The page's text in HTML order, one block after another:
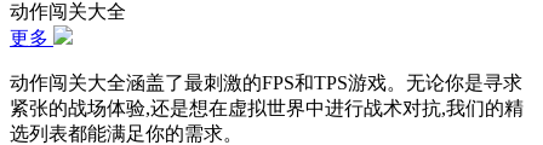
动作闯关大全
更多
动作闯关大全涵盖了最刺激的FPS和TPS游戏。无论你是寻求
紧张的战场体验,还是想在虚拟世界中进行战术对抗,我们的精
选列表都能满足你的需求。